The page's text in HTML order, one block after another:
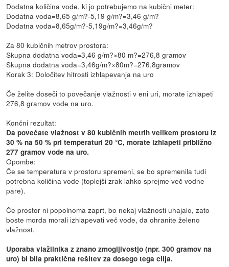
Dodatna količina vode, ki jo potrebujemo na kubični meter:
Dodatna voda=8,65 g/m?-5,19 g/m?=3,46 g/m?
Dodatna voda=8,65g/m?-5,19g/m?=3,46g/m?
Za 80 kubičnih metrov prostora:
Skupna dodatna voda=3,46 g/m?×80 m?=276,8 gramov
Skupna dodatna voda=3,46g/m?×80m?=276,8gramov
Korak 3: Določitev hitrosti izhlapevanja na uro
Če želite doseči to povečanje vlažnosti v eni uri, morate izhlapeti
276,8 gramov vode na uro.
Končni rezultat:
Da povečate vlažnost v 80 kubičnih metrih velikem prostoru iz
30 % na 50 % pri temperaturi 20 °C, morate izhlapeti približno
277 gramov vode na uro.
Opombe:
Če se temperatura v prostoru spremeni, se bo spremenila tudi
potrebna količina vode (toplejši zrak lahko sprejme več vodne
pare).
Če prostor ni popolnoma zaprt, bo nekaj vlažnosti uhajalo, zato
boste morda morali izhlapevati več vode, da ohranite želeno
vlažnost.
Uporaba vlažilnika z znano zmogljivostjo (npr. 300 gramov na
uro) bi bila praktična rešitev za dosego tega cilja.